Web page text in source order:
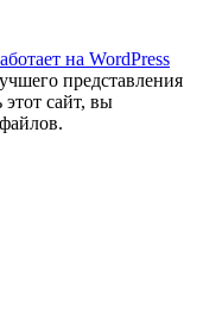
на WordPress
представления
сайт, вы